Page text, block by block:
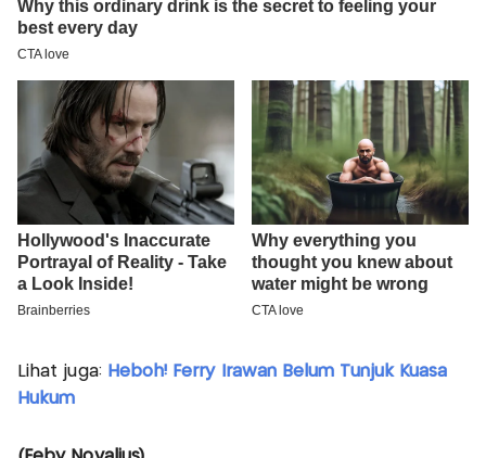
Lihat juga: Heboh! Ferry Irawan Belum Tunjuk Kuasa
Hukum